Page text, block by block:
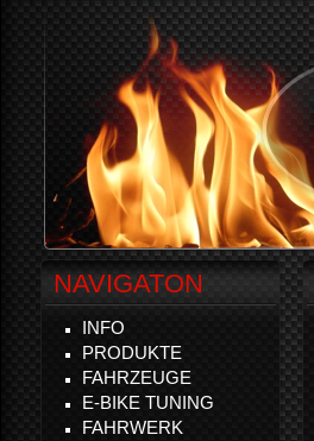
NAVIGATON
INFO
PRODUKTE
FAHRZEUGE
E-BIKE TUNING
FAHRWERK